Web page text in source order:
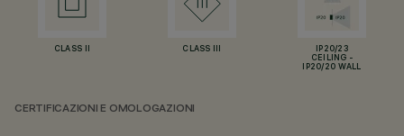
CLASS II CLASS III
IP20/23
CEILING -
IP20/20 WALL
CERTIFICAZIONI E OMOLOGAZIONI